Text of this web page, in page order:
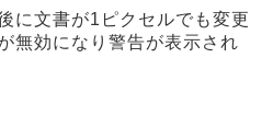
に文書が1ピクセルでも変更
無効になり警告が表示され